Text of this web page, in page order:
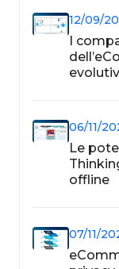
12/09/
I
06/11/
Le
offline
07/11/